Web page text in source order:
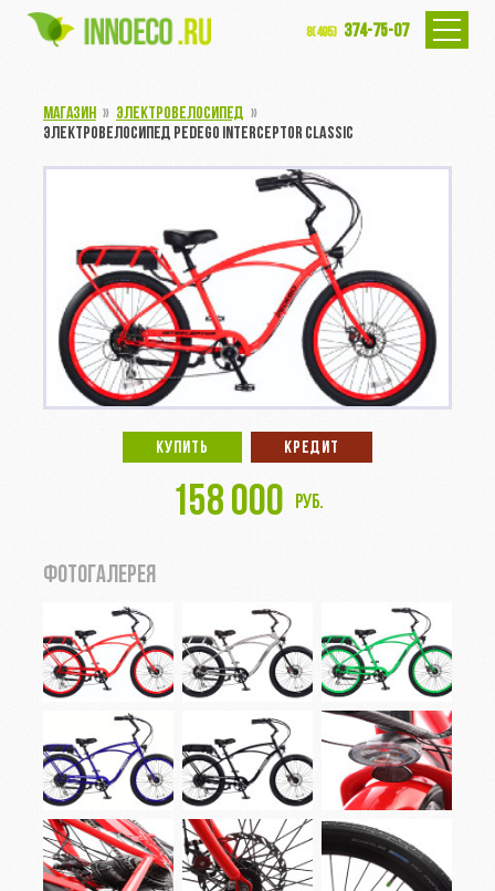
8(495) 374-75-07
МАГАЗИН » ЭЛЕКТРОВЕЛОСИПЕД »
ЭЛЕКТРОВЕЛОСИПЕД PEDEGO INTERCEPTOR CLASSIC
КУПИТЬ КРЕДИТ
158 000 руб.
ФОТОГАЛЕРЕЯ